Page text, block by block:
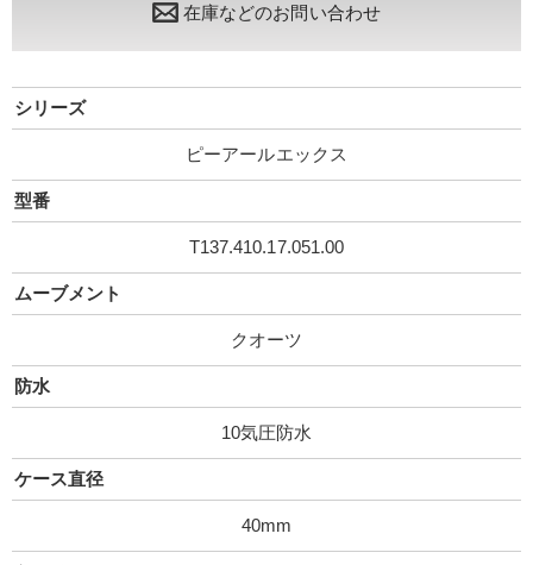
在庫などのお問い合わせ
シリーズ
ピーアールエックス
型番
T137.410.17.051.00
ムーブメント
クオーツ
防水
10気圧防水
ケース直径
40mm